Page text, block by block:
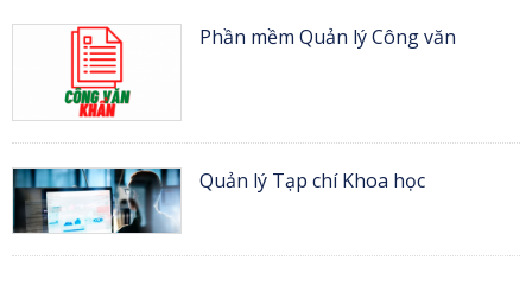
Phần mềm Quản lý Công văn
Quản lý Tạp chí Khoa học